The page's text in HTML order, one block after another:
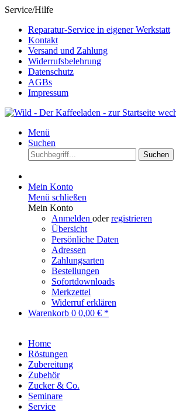
Service/Hilfe
Reparatur-Service in eigener Werkstatt
Kontakt
Versand und Zahlung
Widerrufsbelehrung
Datenschutz
AGBs
Impressum
Menü
Suchen
Suchen
Mein Konto
Menü schließen
Mein Konto
Anmelden oderregistrieren
Übersicht
Persönliche Daten
Adressen
Zahlungsarten
Bestellungen
Sofortdownloads
Merkzettel
Widerruf erklären
Warenkorb 0 0,00 € *
Home
Röstungen
Zubereitung
Zubehör
Zucker & Co.
Seminare
Service